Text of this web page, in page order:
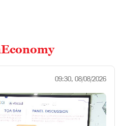
09:30, 08/08/2026